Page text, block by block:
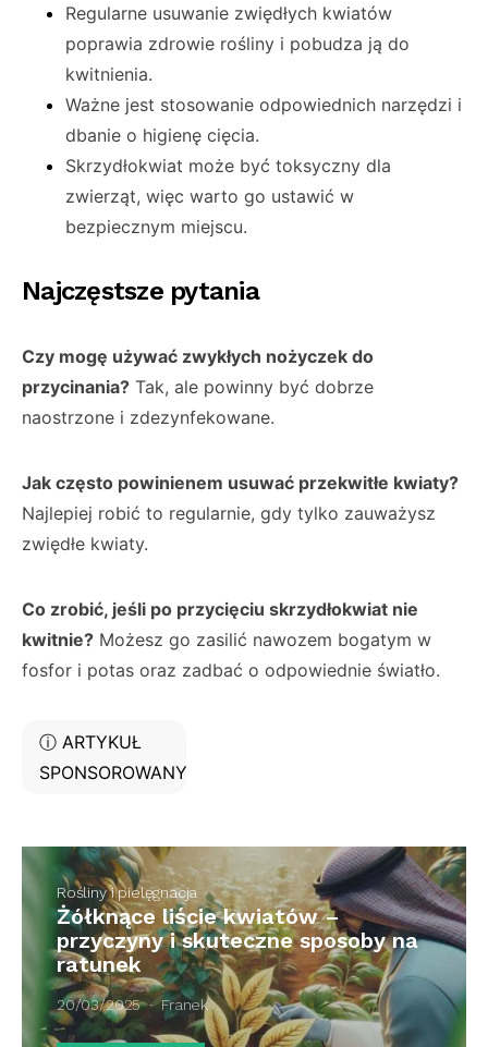
Regularne usuwanie zwiędłych kwiatów
poprawia zdrowie rośliny i pobudza ją do
kwitnienia.
Ważne jest stosowanie odpowiednich narzędzi i
dbanie o higienę cięcia.
Skrzydłokwiat może być toksyczny dla
zwierząt, więc warto go ustawić w
bezpiecznym miejscu.
Najczęstsze pytania
Czy mogę używać zwykłych nożyczek do
przycinania? Tak, ale powinny być dobrze
naostrzone i zdezynfekowane.
Jak często powinienem usuwać przekwitłe kwiaty?
Najlepiej robić to regularnie, gdy tylko zauważysz
zwiędłe kwiaty.
Co zrobić, jeśli po przycięciu skrzydłokwiat nie
kwitnie? Możesz go zasilić nawozem bogatym w
fosfor i potas oraz zadbać o odpowiednie światło.
ⓘ ARTYKUŁ
SPONSOROWANY
Rośliny i pielęgnacja
Żółknące liście kwiatów –
przyczyny i skuteczne sposoby na
ratunek
20/03/2025 Franek